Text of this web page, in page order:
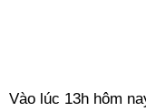
Vào lúc 13h hôm